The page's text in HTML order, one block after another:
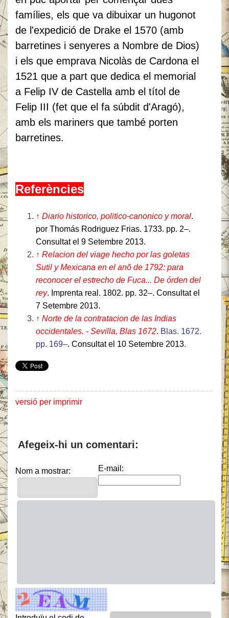
famílies, els que va dibuixar un hugonot
de l'expedició de Drake el 1570 (amb
barretines i senyeres a Nombre de Dios)
i els que emprava Nicolàs de Cardona el
1521 que a part que dedica el memorial
a Felip IV de Castella amb el títol de
Felip III (fet que el fa súbdit d'Aragó),
amb els mariners que també porten
barretines.
Referències
↑ Diario historico, politico-canonico y moral.
por Thomás Rodriguez Frias. 1733. pp. 2–.
Consultat el 9 Setembre 2013.
↑ Relacion del viage hecho por las goletas
Sutil y Mexicana en el anõ de 1792: para
reconocer el estrecho de Fuca... De órden del
rey. Imprenta real. 1802. pp. 32–. Consultat el
7 Setembre 2013.
↑ Norte de la contratacion de las Indias
occidentales. - Sevilla, Blas 1672. Blas. 1672.
pp. 169–. Consultat el 10 Setembre 2013.
versió per imprimir
Afegeix-hi un comentari:
Nom a mostrar: E-mail: